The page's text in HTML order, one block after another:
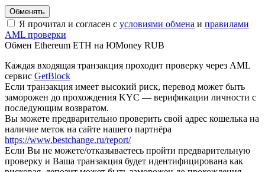
Я прочитал и согласен с условиями обмена и правилами
AML проверки
Обмен Ethereum ETH на ЮMoney RUB
Каждая входящая транзакция проходит проверку через AML
сервис GetBlock
Если транзакция имеет высокий риск, перевод может быть
заморожен до прохождения KYC — верификации личности с
последующим возвратом.
Вы можете предварительно проверить свой адрес кошелька на
наличие меток на сайте нашего партнёра
https://www.bestchange.ru/report/
Eсли Вы не можете/отказываетесь пройти предварительную
проверку и Ваша транзакция будет идентифицирована как